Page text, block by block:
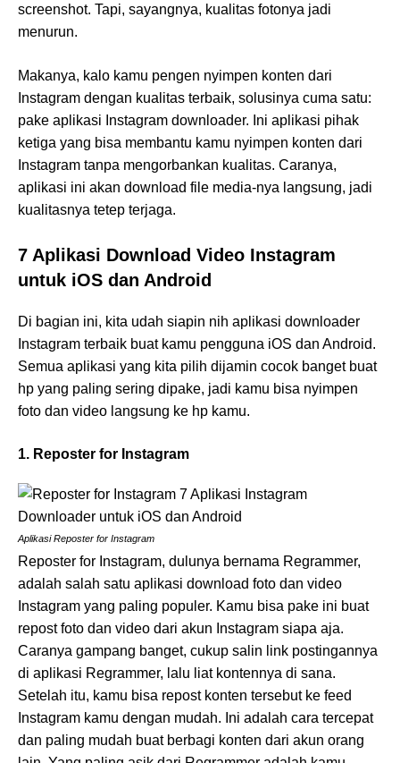
screenshot. Tapi, sayangnya, kualitas fotonya jadi
menurun.
Makanya, kalo kamu pengen nyimpen konten dari
Instagram dengan kualitas terbaik, solusinya cuma satu:
pake aplikasi Instagram downloader. Ini aplikasi pihak
ketiga yang bisa membantu kamu nyimpen konten dari
Instagram tanpa mengorbankan kualitas. Caranya,
aplikasi ini akan download file media-nya langsung, jadi
kualitasnya tetep terjaga.
7 Aplikasi Download Video Instagram
untuk iOS dan Android
Di bagian ini, kita udah siapin nih aplikasi downloader
Instagram terbaik buat kamu pengguna iOS dan Android.
Semua aplikasi yang kita pilih dijamin cocok banget buat
hp yang paling sering dipake, jadi kamu bisa nyimpen
foto dan video langsung ke hp kamu.
1. Reposter for Instagram
Aplikasi Reposter for Instagram
Reposter for Instagram, dulunya bernama Regrammer,
adalah salah satu aplikasi download foto dan video
Instagram yang paling populer. Kamu bisa pake ini buat
repost foto dan video dari akun Instagram siapa aja.
Caranya gampang banget, cukup salin link postingannya
di aplikasi Regrammer, lalu liat kontennya di sana.
Setelah itu, kamu bisa repost konten tersebut ke feed
Instagram kamu dengan mudah. Ini adalah cara tercepat
dan paling mudah buat berbagi konten dari akun orang